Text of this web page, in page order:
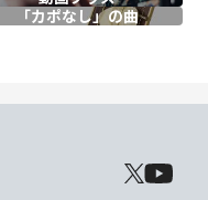
「カポなし」の曲